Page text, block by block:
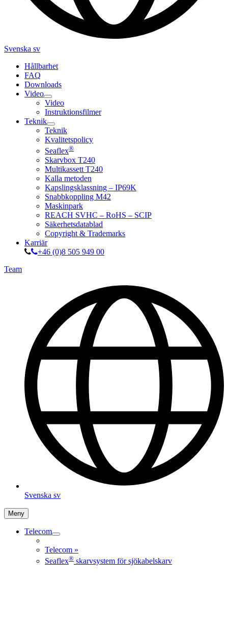
Svenska sv
Hållbarhet
FAQ
Downloads
Video
Video
Instruktionsfilmer
Teknik
Teknik
Kvalitetspolicy
Seaflex®
Skarvbox T240
Multikassett T240
Kalla metoden
Kapslingsklassning – IP69K
Snabbkoppling M42
Maskinpark
REACH SVHC – RoHS – SCIP
Säkerhetsdatablad
Copyright & Trademarks
Karriär
+46 (0)8 505 949 00
Team
Svenska sv
Meny
Telecom
Telecom »
Seaflex® skarvsystem för sjökabelskarv